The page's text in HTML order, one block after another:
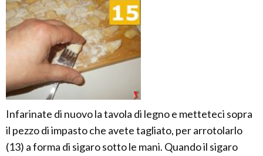
Infarinate di nuovo la tavola di legno e metteteci sopra
il pezzo di impasto che avete tagliato, per arrotolarlo
(13) a forma di sigaro sotto le mani. Quando il sigaro